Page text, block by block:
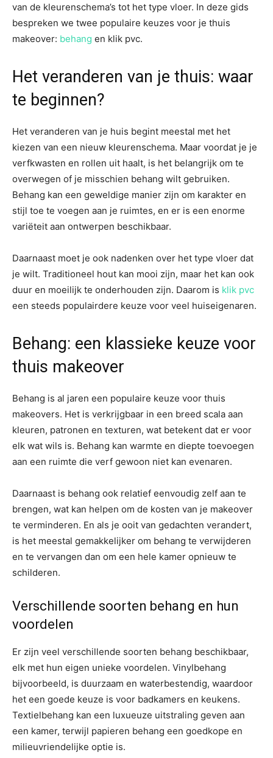
van de kleurenschema’s tot het type vloer. In deze gids
bespreken we twee populaire keuzes voor je thuis
makeover: behang en klik pvc.
Het veranderen van je thuis: waar
te beginnen?
Het veranderen van je huis begint meestal met het
kiezen van een nieuw kleurenschema. Maar voordat je je
verfkwasten en rollen uit haalt, is het belangrijk om te
overwegen of je misschien behang wilt gebruiken.
Behang kan een geweldige manier zijn om karakter en
stijl toe te voegen aan je ruimtes, en er is een enorme
variëteit aan ontwerpen beschikbaar.
Daarnaast moet je ook nadenken over het type vloer dat
je wilt. Traditioneel hout kan mooi zijn, maar het kan ook
duur en moeilijk te onderhouden zijn. Daarom is klik pvc
een steeds populairdere keuze voor veel huiseigenaren.
Behang: een klassieke keuze voor
thuis makeover
Behang is al jaren een populaire keuze voor thuis
makeovers. Het is verkrijgbaar in een breed scala aan
kleuren, patronen en texturen, wat betekent dat er voor
elk wat wils is. Behang kan warmte en diepte toevoegen
aan een ruimte die verf gewoon niet kan evenaren.
Daarnaast is behang ook relatief eenvoudig zelf aan te
brengen, wat kan helpen om de kosten van je makeover
te verminderen. En als je ooit van gedachten verandert,
is het meestal gemakkelijker om behang te verwijderen
en te vervangen dan om een hele kamer opnieuw te
schilderen.
Verschillende soorten behang en hun
voordelen
Er zijn veel verschillende soorten behang beschikbaar,
elk met hun eigen unieke voordelen. Vinylbehang
bijvoorbeeld, is duurzaam en waterbestendig, waardoor
het een goede keuze is voor badkamers en keukens.
Textielbehang kan een luxueuze uitstraling geven aan
een kamer, terwijl papieren behang een goedkope en
milieuvriendelijke optie is.